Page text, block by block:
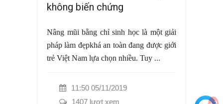
không biến chứng
Nâng mũi bằng chỉ sinh học là một giải
pháp làm đẹpkhá an toàn đang được giới
trẻ Việt Nam lựa chọn nhiều. Tuy ...
11:50 05/11/2019
1407 lượt xem